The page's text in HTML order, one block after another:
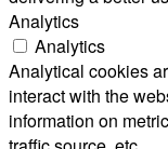
Analytics
Analytics
Analytical cookies
interact with the
information on